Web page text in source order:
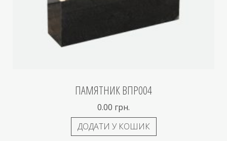
ПАМЯТНИК ВПР004
0.00 грн.
ДОДАТИ У КОШИК